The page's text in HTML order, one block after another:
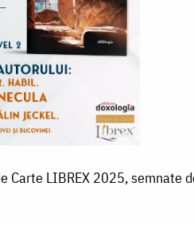
Carte LIBREX 2025, semnate